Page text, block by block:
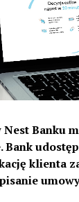
Banku
Bank
klienta